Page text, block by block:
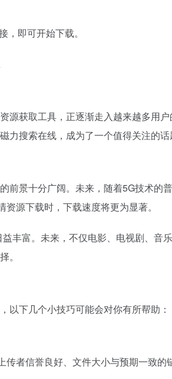
即可开始下载。
获取工具，正逐渐走入越来越多用
搜索在线，成为了一个值得关注的话
景十分广阔。未来，随着5G技术的
源下载时，下载速度将更为显著。
丰富。未来，不仅电影、电视剧、音
。
以下几个小技巧可能会对你有所帮助：
者信誉良好、文件大小与预期一致